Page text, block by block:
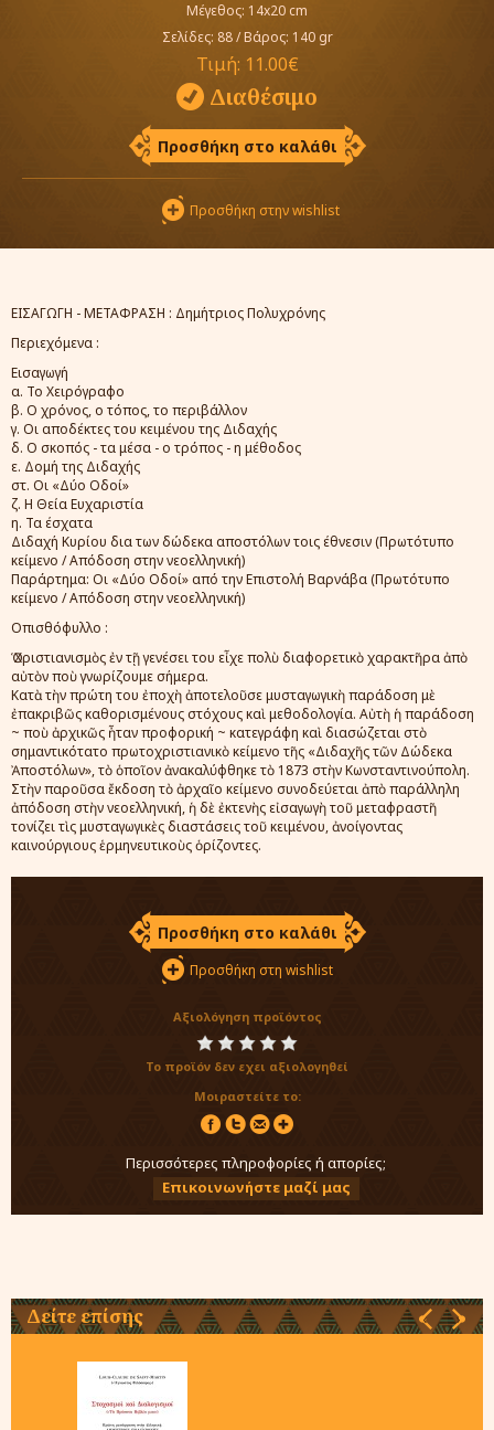
Μέγεθος: 14x20 cm
Σελίδες: 88 /Βάρος: 140 gr
Τιμή: 11.00€
Διαθέσιμο
Προσθήκη στο καλάθι
Προσθήκη στην wishlist
ΕΙΣΑΓΩΓΗ - ΜΕΤΑΦΡΑΣΗ : Δημήτριος Πολυχρόνης
Περιεχόμενα :
Εισαγωγή
α. Το Χειρόγραφο
β. Ο χρόνος, ο τόπος, το περιβάλλον
γ. Οι αποδέκτες του κειμένου της Διδαχής
δ. Ο σκοπός - τα μέσα - ο τρόπος - η μέθοδος
ε. Δομή της Διδαχής
στ. Οι «Δύο Οδοί»
ζ. Η Θεία Ευχαριστία
η. Τα έσχατα
Διδαχή Κυρίου δια των δώδεκα αποστόλων τοις έθνεσιν (Πρωτότυπο
κείμενο / Απόδοση στην νεοελληνική)
Παράρτημα: Οι «Δύο Οδοί» από την Επιστολή Βαρνάβα (Πρωτότυπο
κείμενο / Απόδοση στην νεοελληνική)
Οπισθόφυλλο :
Ὁ Χριστιανισμὸς ἐν τῇ γενέσει του εἶχε πολὺ διαφορετικὸ χαρακτῆρα ἀπὸ
αὐτὸν ποὺ γνωρίζουμε σήμερα.
Κατὰ τὴν πρώτη του ἐποχὴ ἀποτελοῦσε μυσταγωγικὴ παράδοση μὲ
ἐπακριβῶς καθορισμένους στόχους καὶ μεθοδολογία. Αὐτὴ ἡ παράδοση
~ ποὺ ἀρχικῶς ἦταν προφορική ~ κατεγράφη καὶ διασώζεται στὸ
σημαντικότατο πρωτοχριστιανικὸ κείμενο τῆς «Διδαχῆς τῶν Δώδεκα
Ἀποστόλων», τὸ ὁποῖον ἀνακαλύφθηκε τὸ 1873 στὴν Κωνσταντινούπολη.
Στὴν παροῦσα ἔκδοση τὸ ἀρχαῖο κείμενο συνοδεύεται ἀπὸ παράλληλη
ἀπόδοση στὴν νεοελληνική, ἡ δὲ ἐκτενὴς εἰσαγωγὴ τοῦ μεταφραστῆ
τονίζει τὶς μυσταγωγικὲς διαστάσεις τοῦ κειμένου, ἀνοίγοντας
καινούργιους ἑρμηνευτικοὺς ὁρίζοντες.
Προσθήκη στο καλάθι
Προσθήκη στη wishlist
Αξιολόγηση προϊόντος
Το προϊόν δεν εχει αξιολογηθεί
Μοιραστείτε το:
Περισσότερες πληροφορίες ή απορίες;
Επικοινωνήστε μαζί μας
Δείτε επίσης ‹ ›